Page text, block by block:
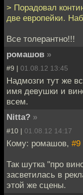
> Порадовал
две европейки.
Все толерантно!!!
ромашов »
#9 | 01.08.12 13:45
Надмозги тут же
имя девушки и
всем.
Nitta? »
#10 | 01.08.12 14:17
Кому: ромашов, #9
Так шутка "про
засветилась в
этой же сцены.